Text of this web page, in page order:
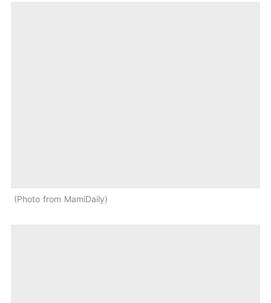
Photo from MamiDaily